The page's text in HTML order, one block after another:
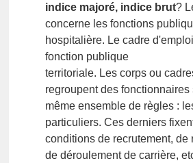
indice majoré, indice brut?
concerne les fonctions
hospitalière. Le cadre
fonction publique
territoriale. Les corps ou
regroupent des fonctionnaires
même ensemble de règles :
particuliers. Ces derniers
conditions de recrutement, de
de déroulement de carrière,